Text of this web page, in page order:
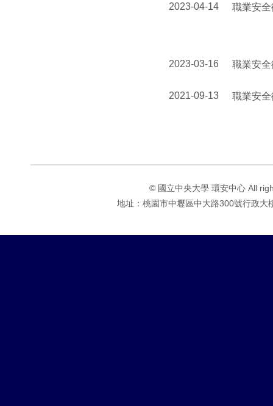
2023-04-14
職業安
2023-03-16 職業安
2021-09-13 職業安
© 國立中央大學 環安中心 All
地址：桃園市中壢區中大路300號行